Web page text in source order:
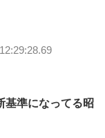
基準になってる昭